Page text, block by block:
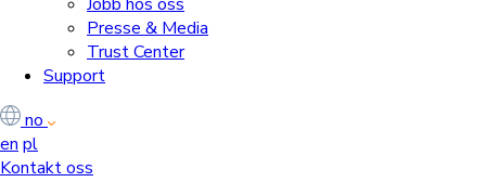
Presse & Media
Trust Center
Support
no
en pl
Kontakt oss